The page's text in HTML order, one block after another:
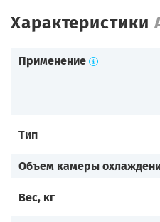
Характеристики
Применение
Тип
Объем камеры
Вес, кг